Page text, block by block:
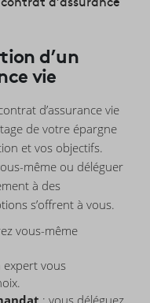
d’un
vie
d’assurance vie
de votre épargne
et vos objectifs.
même ou déléguer
à des
s’offrent à vous.
vous-même
expert vous
: vous déléguez